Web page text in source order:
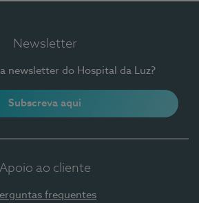
Newsletter
newsletter do Hospital da Luz?
Subscreva aqui
Apoio ao cliente
frequentes